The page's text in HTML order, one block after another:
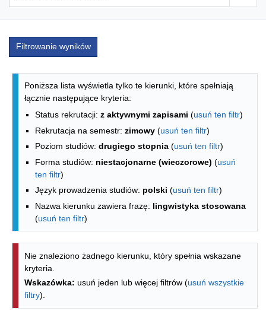
Filtrowanie wyników
Lista kierunków - indeks alfabetyczny
Poniższa lista wyświetla tylko te kierunki, które spełniają
łącznie następujące kryteria:
Status rekrutacji: z aktywnymi zapisami (usuń ten filtr)
Rekrutacja na semestr: zimowy (usuń ten filtr)
Poziom studiów: drugiego stopnia (usuń ten filtr)
Forma studiów: niestacjonarne (wieczorowe) (usuń
ten filtr)
Język prowadzenia studiów: polski (usuń ten filtr)
Nazwa kierunku zawiera frazę: lingwistyka stosowana
(usuń ten filtr)
Nie znaleziono żadnego kierunku, który spełnia wskazane
kryteria.
Wskazówka: usuń jeden lub więcej filtrów (usuń wszystkie
filtry).